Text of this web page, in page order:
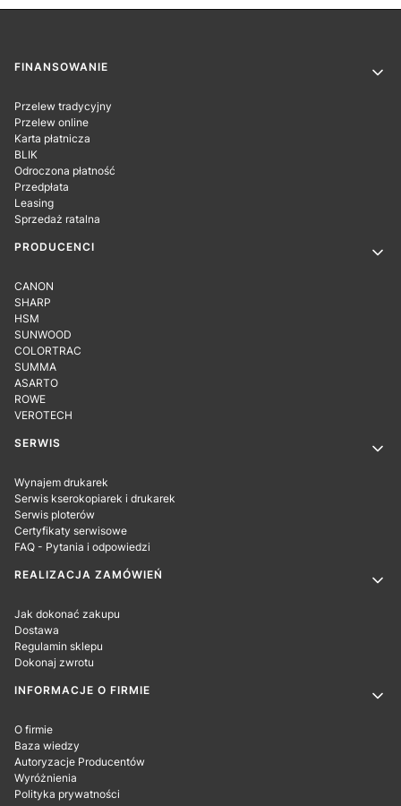
Linki w stopce
FINANSOWANIE
Przelew tradycyjny
Przelew online
Karta płatnicza
BLIK
Odroczona płatność
Przedpłata
Leasing
Sprzedaż ratalna
PRODUCENCI
CANON
SHARP
HSM
SUNWOOD
COLORTRAC
SUMMA
ASARTO
ROWE
VEROTECH
SERWIS
Wynajem drukarek
Serwis kserokopiarek i drukarek
Serwis ploterów
Certyfikaty serwisowe
FAQ - Pytania i odpowiedzi
REALIZACJA ZAMÓWIEŃ
Jak dokonać zakupu
Dostawa
Regulamin sklepu
Dokonaj zwrotu
INFORMACJE O FIRMIE
O firmie
Baza wiedzy
Autoryzacje Producentów
Wyróżnienia
Polityka prywatności